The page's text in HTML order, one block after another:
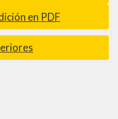
en PDF